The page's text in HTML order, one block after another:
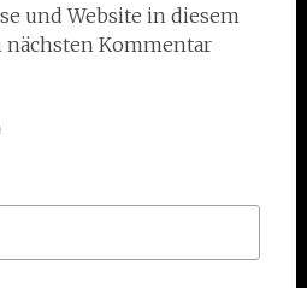
und Website in diesem
Kommentar